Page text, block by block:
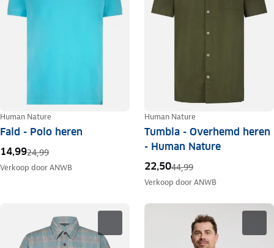
Human Nature
Fald - Polo heren
14,9924,99
Verkoop doorANWB
Human Nature
Tumbla - Overhemd heren
- Human Nature
22,5044,99
Verkoop doorANWB